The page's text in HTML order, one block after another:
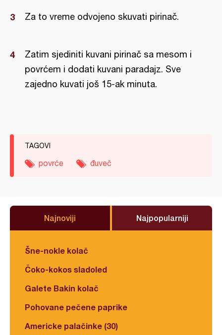
Za to vreme odvojeno skuvati pirinač.
Zatim sjediniti kuvani pirinač sa mesom i
povrćem i dodati kuvani paradajz. Sve
zajedno kuvati još 15-ak minuta.
TAGOVI
povrće đuveč
Najnoviji Najpopularniji
Šne-nokle kolač
Čoko-kokos sladoled
Galete Bakin kolač
Pohovane pečene paprike
Americke palačinke (30)